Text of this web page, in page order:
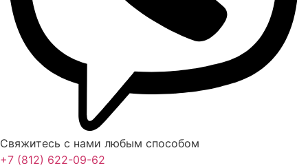
Свяжитесь с нами любым способом
+7 (812) 622-09-62